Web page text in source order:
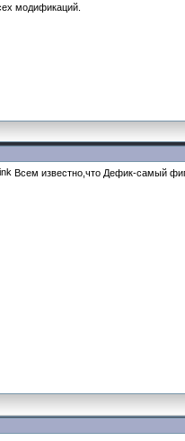
модификаций.
Всем известно,что Дефик-самый